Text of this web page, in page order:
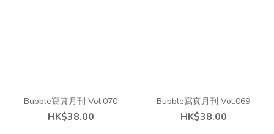
Bubble寫真月刊 Vol.070
HK$38.00
Bubble寫真月刊 Vol.069
HK$38.00